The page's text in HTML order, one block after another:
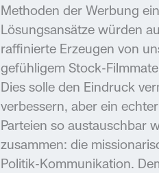
Methoden der Werbung
Lösungsansätze würden
raffinierte Erzeugen von
gefühligem Stock-
Dies solle den Eindruck
verbessern, aber ein
Parteien so austauschbar
zusammen: die
Politik-Kommunikation.